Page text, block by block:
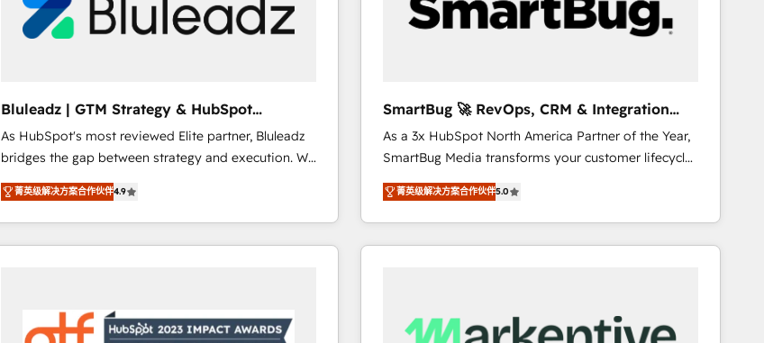
services include: - Choosing the right HubSpot
package for your business - Full CRM, Marketing, and
Ongoing optimisation and RevOps support Based in
Leeds and London, we partner with SMEs across the
UK who are ready to turn HubSpot into the growth
engine it’s meant to be.
business perspective. Many of our consultants have
scaled businesses themselves, giving us a practical
range of industries, including healthcare, software,
B2B services, manufacturing, financial services and
more. Whether clients are new to HubSpot or
expanding into more advanced use cases, we focus
on delivering clean, scalable, AI-ready systems that
create long-term value and a consistently strong
client experience.
Bluleadz | GTM Strategy & HubSpot
Implementation
As HubSpot's most reviewed Elite partner, Bluleadz
bridges the gap between strategy and execution. We
don't just "set up tools" — we install the GTM
Operating System (GTM OS) to align your leadership
and engineer a portal that drives predictable
revenue velocity. 🚀 GTM Strategy & Alignment
"accelerating a mess." ⚙️ Elite Engineering & AI
Scalable Architecture: Zero-technical-debt setup
菁英级解决方案合作伙伴4.9
SmartBug 🚀 RevOps, CRM & Integration
Experts
As a 3x HubSpot North America Partner of the Year,
SmartBug Media transforms your customer lifecycle
into a revenue engine. Our unified ecosystem
includes specialized divisions Globalia (AI &
Software) and Point Success Media (Paid Media),
making this the official home for all three brands. 🔄
trainers to drive platform adoption. 📈 Revenue
菁英级解决方案合作伙伴5.0